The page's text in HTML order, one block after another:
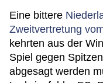
Eine bittere
Zweitvertretung
kehrten aus der
Spiel gegen
abgesagt werden